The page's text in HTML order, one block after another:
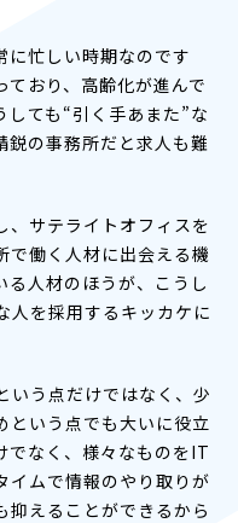
に忙しい時期なのです
おり、高齢化が進んで
ても“引く手あまた”な
鋭の事務所だと求人も難
、サテライトオフィスを
で働く人材に出会える機
人材のほうが、こうし
人を採用するキッカケに
いう点だけではなく、少
という点でも大いに役立
でなく、様々なものをIT
イムで情報のやり取りが
抑えることができるから